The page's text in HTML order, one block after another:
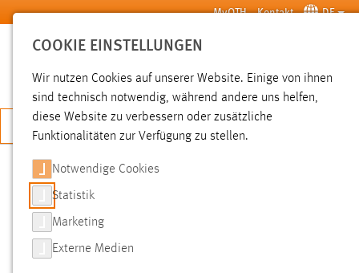
Zum Hauptinhalt springen MyOTH Kontakt DE
SUCHE
JETZT BEWERBEN
SUCHE
FILTER
COOKIE EINSTELLUNGEN
Wir nutzen Cookies auf unserer Website. Einige von ihnen
sind technisch notwendig, während andere uns helfen,
diese Website zu verbessern oder zusätzliche
Funktionalitäten zur Verfügung zu stellen.
Notwendige Cookies
Statistik
Marketing
Externe Medien